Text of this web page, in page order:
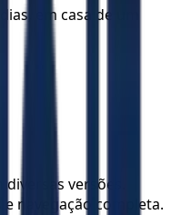
em casa de um
versões.
navegação completa.